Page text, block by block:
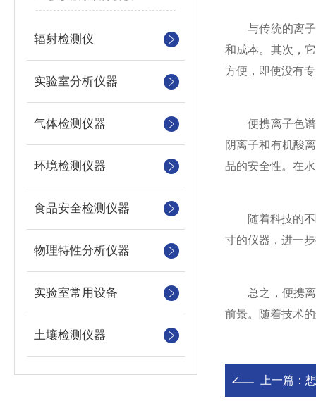
辐射检测仪
实验室分析仪器
气体检测仪器
环境检测仪器
食品安全检测仪器
物理特性分析仪器
实验室常用设备
土壤检测仪器
与传统的离子
和成本。其次，
方便，即使没有
便携离子色谱
阴离子和有机酸
品的安全性。在
随着科技的不断
寸的仪器，进一
总之，便携离
前景。随着技术
上一篇：